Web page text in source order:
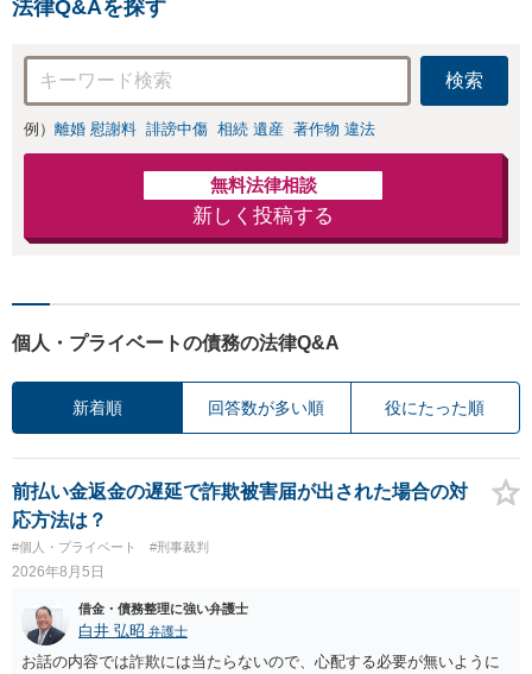
を正確に読み取り
ます。【東京都在
住以外の方も対
応】
法律Q&Aを探す
検索
例） 離婚 慰謝料 誹謗中傷 相続 遺産 著作物 違法
無料法律相談
新しく投稿する
個人・プライベートの債務の法律Q&A
新着順 回答数が多い順 役にたった順
前払い金返金の遅延で詐欺被害届が出された場合の対
応方法は？
#個人・プライベート #刑事裁判
2026年8月5日
借金・債務整理に強い弁護士
白井 弘昭 弁護士
お話の内容では詐欺には当たらないので、心配する必要が無いように